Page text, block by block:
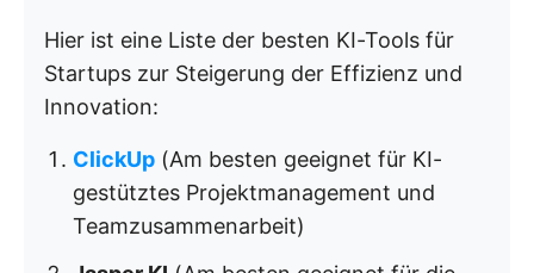
Hier ist eine Liste der besten KI-Tools für
Startups zur Steigerung der Effizienz und
Innovation:
ClickUp (Am besten geeignet für KI-
gestütztes Projektmanagement und
Teamzusammenarbeit)